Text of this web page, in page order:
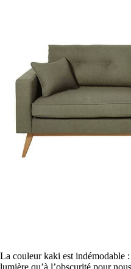
La couleur kaki est indémodable
lumière qu’à l’obscurité pour